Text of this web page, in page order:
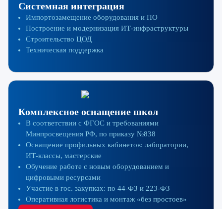
Системная интеграция
Импортозамещение оборудования и ПО
Построение и модернизация ИТ-инфраструктуры
Строительство ЦОД
Техническая поддержка
Комплексное оснащение школ
В соответствии с ФГОС и требованиями
Минпросвещения РФ, по приказу №838
Оснащение профильных кабинетов: лаборатории,
ИТ‑классы, мастерские
Обучение работе с новым оборудованием и
цифровыми ресурсами
Участие в гос. закупках: по 44‑ФЗ и 223‑ФЗ
Оперативная логистика и монтаж «без простоев»